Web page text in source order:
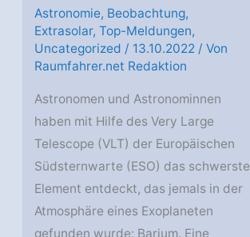
Astronomie, Beobachtung,
Extrasolar,Top-Meldungen,
Uncategorized / 13.10.2022 / Von
Raumfahrer.net Redaktion
Astronomen und Astronominnen
haben mit Hilfe des Very Large
Telescope (VLT) der Europäischen
Südsternwarte (ESO) das schwerste
Element entdeckt, das jemals in der
Atmosphäre eines Exoplaneten
gefunden wurde: Barium. Eine